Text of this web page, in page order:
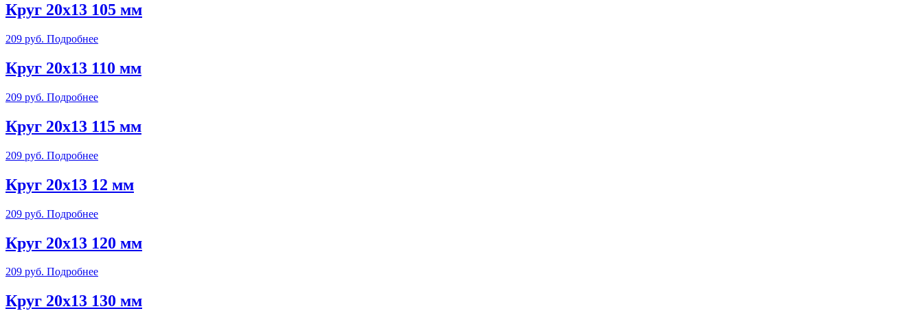
Круг 20х13 105 мм
209 руб. Подробнее
Круг 20х13 110 мм
209 руб. Подробнее
Круг 20х13 115 мм
209 руб. Подробнее
Круг 20х13 12 мм
209 руб. Подробнее
Круг 20х13 120 мм
209 руб. Подробнее
Круг 20х13 130 мм